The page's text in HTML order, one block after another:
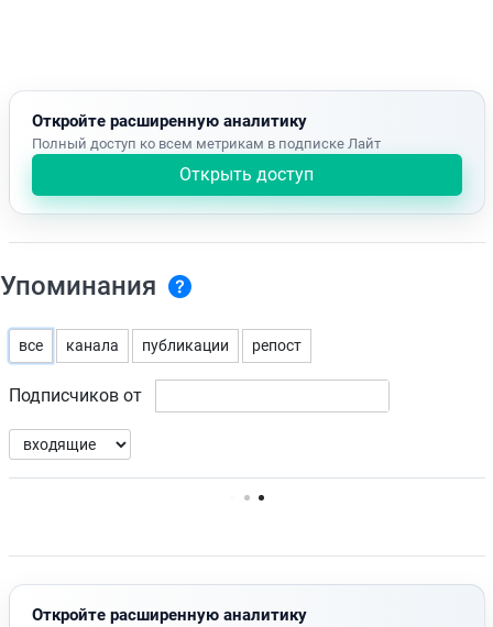
Откройте расширенную аналитику
Полный доступ ко всем метрикам в подписке Лайт
Открыть доступ
Упоминания
все канала публикации репост
Подписчиков от
Нет доступных упоминаний.
Откройте расширенную аналитику